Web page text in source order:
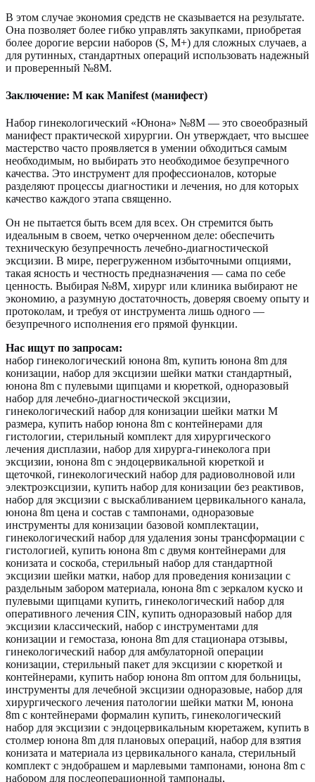
В этом случае экономия средств не сказывается на результате.
Она позволяет более гибко управлять закупками, приобретая
более дорогие версии наборов (S, M+) для сложных случаев, а
для рутинных, стандартных операций использовать надежный
и проверенный №8M.
Заключение: M как Manifest (манифест)
Набор гинекологический «Юнона» №8M — это своеобразный
манифест практической хирургии. Он утверждает, что высшее
мастерство часто проявляется в умении обходиться самым
необходимым, но выбирать это необходимое безупречного
качества. Это инструмент для профессионалов, которые
разделяют процессы диагностики и лечения, но для которых
качество каждого этапа священно.
Он не пытается быть всем для всех. Он стремится быть
идеальным в своем, четко очерченном деле: обеспечить
техническую безупречность лечебно-диагностической
эксцизии. В мире, перегруженном избыточными опциями,
такая ясность и честность предназначения — сама по себе
ценность. Выбирая №8M, хирург или клиника выбирают не
экономию, а разумную достаточность, доверяя своему опыту и
протоколам, и требуя от инструмента лишь одного —
безупречного исполнения его прямой функции.
Нас ищут по запросам:
набор гинекологический юнона 8m, купить юнона 8m для
конизации, набор для эксцизии шейки матки стандартный,
юнона 8m с пулевыми щипцами и кюреткой, одноразовый
набор для лечебно-диагностической эксцизии,
гинекологический набор для конизации шейки матки M
размера, купить набор юнона 8m с контейнерами для
гистологии, стерильный комплект для хирургического
лечения дисплазии, набор для хирурга-гинеколога при
эксцизии, юнона 8m с эндоцервикальной кюреткой и
щеточкой, гинекологический набор для радиоволновой или
электроэксцизии, купить набор для конизации без реактивов,
набор для эксцизии с выскабливанием цервикального канала,
юнона 8m цена и состав с тампонами, одноразовые
инструменты для конизации базовой комплектации,
гинекологический набор для удаления зоны трансформации с
гистологией, купить юнона 8m с двумя контейнерами для
конизата и соскоба, стерильный набор для стандартной
эксцизии шейки матки, набор для проведения конизации с
раздельным забором материала, юнона 8m с зеркалом куско и
пулевыми щипцами купить, гинекологический набор для
оперативного лечения CIN, купить одноразовый набор для
эксцизии классический, набор с инструментами для
конизации и гемостаза, юнона 8m для стационара отзывы,
гинекологический набор для амбулаторной операции
конизации, стерильный пакет для эксцизии с кюреткой и
контейнерами, купить набор юнона 8m оптом для больницы,
инструменты для лечебной эксцизии одноразовые, набор для
хирургического лечения патологии шейки матки M, юнона
8m с контейнерами формалин купить, гинекологический
набор для эксцизии с эндоцервикальным кюретажем, купить в
столмер юнона 8m для плановых операций, набор для взятия
конизата и материала из цервикального канала, стерильный
комплект с эндобрашем и марлевыми тампонами, юнона 8m с
набором для послеоперационной тампонады,